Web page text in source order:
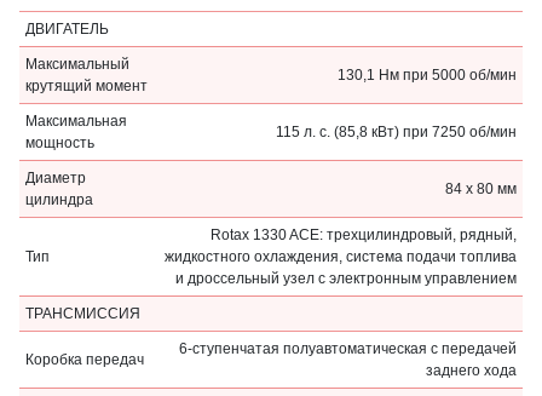
ДВИГАТЕЛЬ
Максимальный
крутящий момент
130,1 Нм при 5000 об/мин
Максимальная
мощность
115 л. с. (85,8 кВт) при 7250 об/мин
Диаметр
цилиндра
84 x 80 мм
Тип
Rotax 1330 ACE: трехцилиндровый, рядный,
жидкостного охлаждения, система подачи топлива
и дроссельный узел с электронным управлением
ТРАНCМИССИЯ
Коробка передач
6-ступенчатая полуавтоматическая с передачей
заднего хода